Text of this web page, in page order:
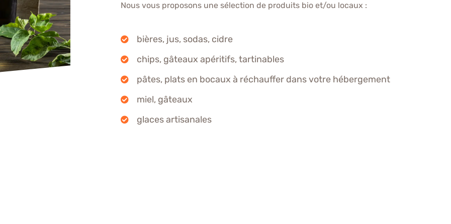
Nous vous proposons une sélection de produits bio et/ou locaux :
bières, jus, sodas, cidre
chips, gâteaux apéritifs, tartinables
pâtes, plats en bocaux à réchauffer dans votre hébergement
miel, gâteaux
glaces artisanales